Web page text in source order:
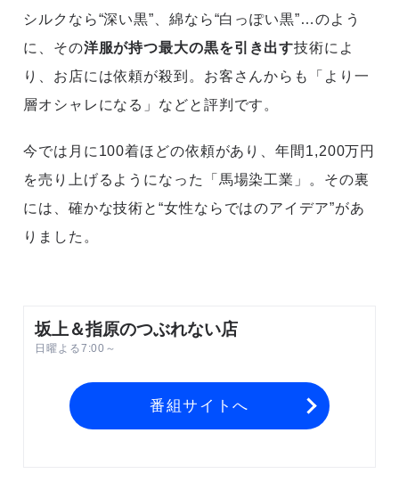
シルクなら“深い黒”、綿なら“白っぽい黒”…のよう
に、その洋服が持つ最大の黒を引き出す技術によ
り、お店には依頼が殺到。お客さんからも「より一
層オシャレになる」などと評判です。
今では月に100着ほどの依頼があり、年間1,200万円
を売り上げるようになった「馬場染工業」。その裏
には、確かな技術と“女性ならではのアイデア”があ
りました。
坂上＆指原のつぶれない店
日曜よる7:00～
番組サイトへ